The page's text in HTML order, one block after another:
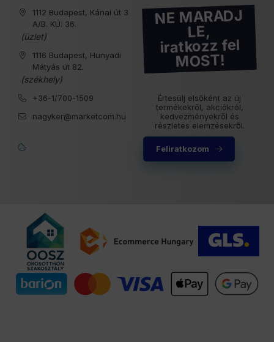
1112 Budapest, Kánai út 3
A/B. KÜ. 36.
(üzlet)
1116 Budapest, Hunyadi
Mátyás út 82.
(székhely)
+36-1/700-1509
nagyker@marketcom.hu
NE MARADJ
LE,
iratkozz fel
MOST!
Értesülj elsőként az új
termékekről, akciókról,
kedvezményekről és
részletes elemzésekről.
Feliratkozom